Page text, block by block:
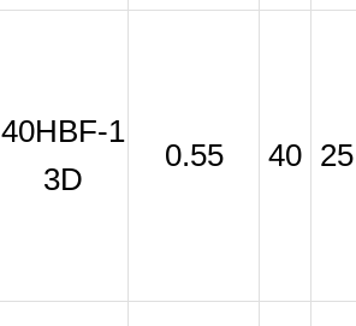
40HBF-1
3D
0.55 40 25